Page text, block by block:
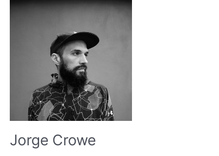
Jorge Crowe